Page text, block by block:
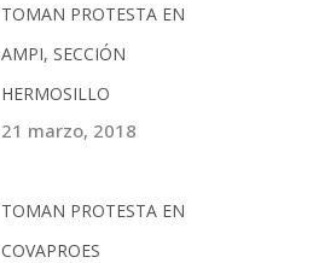
TOMAN PROTESTA EN
AMPI, SECCIÓN
HERMOSILLO
21 marzo, 2018
TOMAN PROTESTA EN
COVAPROES